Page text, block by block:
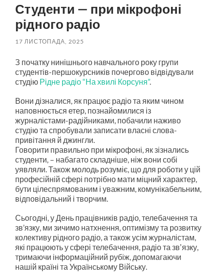
Студенти — при мікрофоні
рідного радіо
17 ЛИСТОПАДА, 2025
З початку нинішнього навчального року групи
студентів-першокурсників почергово відвідували
студію Рідне радіо “На хвилі Корсуня”.
Вони дізналися, як працює радіо та яким чином
наповнюється етер, познайомилися із
журналістами-радійниками, побачили наживо
студію та спробували записати власні слова-
привітання й джингли.
Говорити правильно при мікрофоні, як зізнались
студенти, – набагато складніше, ніж вони собі
уявляли. Також молодь розуміє, що для роботи у цій
професійній сфері потрібно мати міцний характер,
бути цілеспрямованим і уважним, комунікабельним,
відповідальний і творчим.
Сьогодні, у День працівників радіо, телебачення та
зв’язку, ми зичимо натхнення, оптимізму та розвитку
колективу рідного радіо, а також усім журналістам,
які працюють у сфері телебачення, радіо та звʼязку,
тримаючи інформаційний рубіж, допомагаючи
нашій країні та Українському Війську.